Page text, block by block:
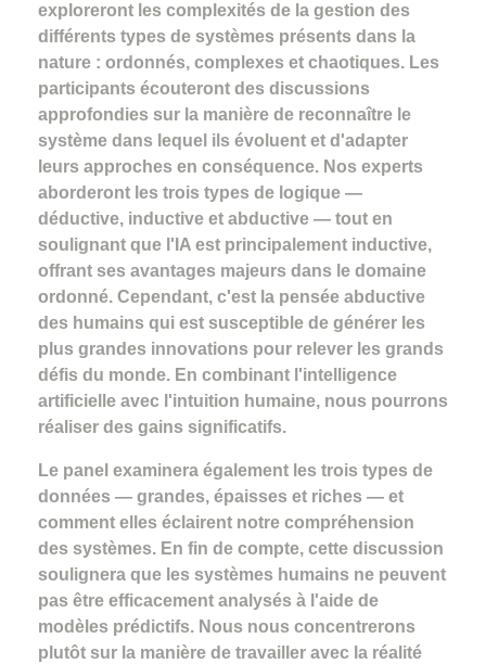
exploreront les complexités de la gestion des
différents types de systèmes présents dans la
nature : ordonnés, complexes et chaotiques. Les
participants écouteront des discussions
approfondies sur la manière de reconnaître le
système dans lequel ils évoluent et d'adapter
leurs approches en conséquence. Nos experts
aborderont les trois types de logique —
déductive, inductive et abductive — tout en
soulignant que l'IA est principalement inductive,
offrant ses avantages majeurs dans le domaine
ordonné. Cependant, c'est la pensée abductive
des humains qui est susceptible de générer les
plus grandes innovations pour relever les grands
défis du monde. En combinant l'intelligence
artificielle avec l'intuition humaine, nous pourrons
réaliser des gains significatifs.
Le panel examinera également les trois types de
données — grandes, épaisses et riches — et
comment elles éclairent notre compréhension
des systèmes. En fin de compte, cette discussion
soulignera que les systèmes humains ne peuvent
pas être efficacement analysés à l'aide de
modèles prédictifs. Nous nous concentrerons
plutôt sur la manière de travailler avec la réalité